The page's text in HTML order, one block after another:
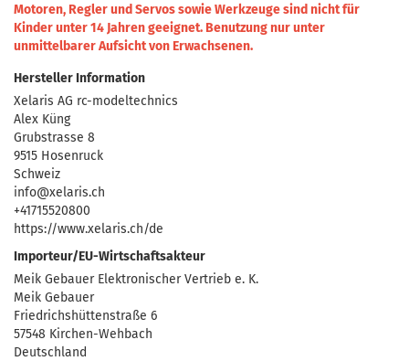
Motoren, Regler und Servos sowie Werkzeuge sind nicht für
Kinder unter 14 Jahren geeignet. Benutzung nur unter
unmittelbarer Aufsicht von Erwachsenen.
Hersteller Information
Xelaris AG rc-modeltechnics
Alex Küng
Grubstrasse 8
9515 Hosenruck
Schweiz
info@xelaris.ch
+41715520800
https://www.xelaris.ch/de
Importeur/EU-Wirtschaftsakteur
Meik Gebauer Elektronischer Vertrieb e. K.
Meik Gebauer
Friedrichshüttenstraße 6
57548 Kirchen-Wehbach
Deutschland